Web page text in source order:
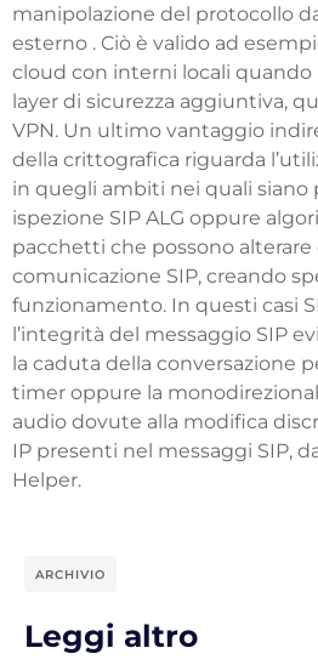
manipolazione del protocollo
esterno . Ciò è valido ad
cloud con interni locali
layer di sicurezza aggiuntiva,
VPN. Un ultimo vantaggio
della crittografica riguarda
in quegli ambiti nei quali siano
ispezione SIP ALG oppure
pacchetti che possono alterare
comunicazione SIP, creando
funzionamento. In questi casi
l’integrità del messaggio SIP
la caduta della conversazione
timer oppure la
audio dovute alla modifica
IP presenti nel messaggi SIP,
Helper.
ARCHIVIO
Leggi altro